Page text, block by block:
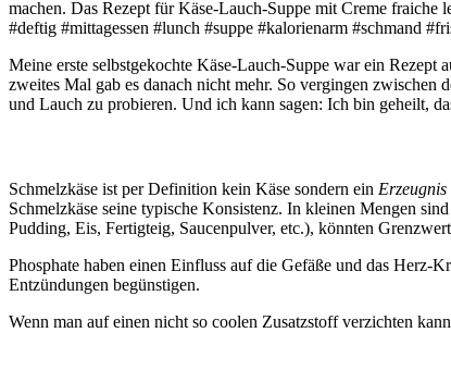
Meine erste selbstgekochte Käse-Lauch-Suppe war ein Rezept
zweites Mal gab es danach nicht mehr. So vergingen zwischen
und Lauch zu probieren. Und ich kann sagen: Ich bin geheilt,
Schmelzkäse ist per Definition kein Käse sondern ein Erzeugnis
Schmelzkäse seine typische Konsistenz. In kleinen Mengen
Pudding, Eis, Fertigteig, Saucenpulver, etc.), könnten
Phosphate haben einen Einfluss auf die Gefäße und das Herz-
Entzündungen begünstigen.
Wenn man auf einen nicht so coolen Zusatzstoff verzichten